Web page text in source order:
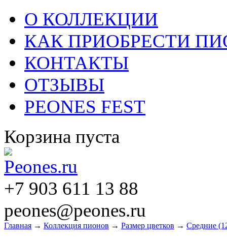
О КОЛЛЕКЦИИ
КАК ПРИОБРЕСТИ
КОНТАКТЫ
ОТЗЫВЫ
PEONES FEST
Корзина пуста
+7 903 611 13 88
peones@peones.ru
Главная → Коллекция пионов → Размер цветков → Средние